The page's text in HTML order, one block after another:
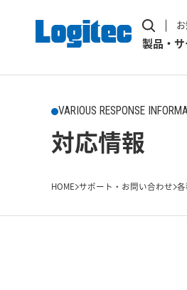
製品・
VARIOUS RESPONSE
対応情報
HOME サポート・お問い合わせ